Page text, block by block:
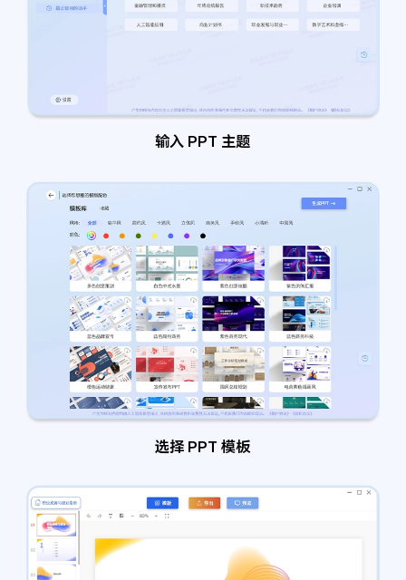
输入 PPT 主题
选择 PPT 模板